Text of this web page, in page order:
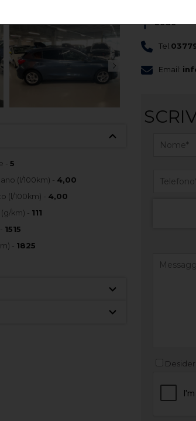
- 5
(l/100km) - 4,00
(l/100km) - 4,00
km) - 111
1515
- 1825
Sede
Tel.
Email: